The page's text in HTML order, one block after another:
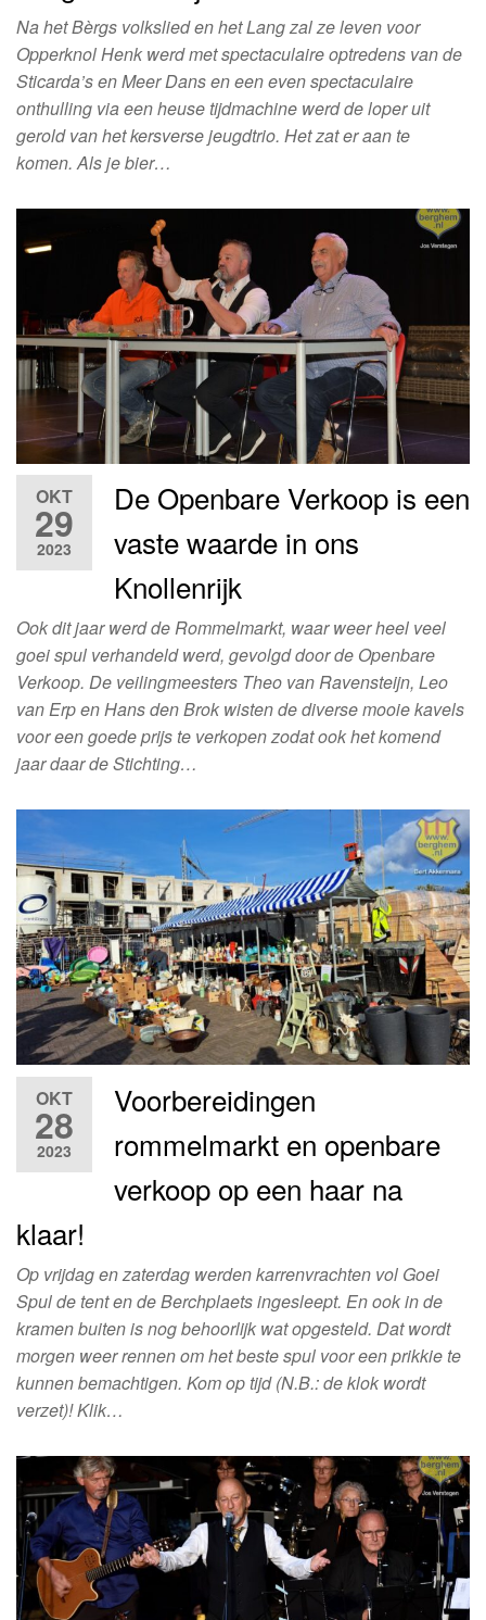
Na het Bèrgs volkslied en het Lang zal ze leven voor
Opperknol Henk werd met spectaculaire optredens van de
Sticarda’s en Meer Dans en een even spectaculaire
onthulling via een heuse tijdmachine werd de loper uit
gerold van het kersverse jeugdtrio. Het zat er aan te
komen. Als je bier…
OKT
29
2023
De Openbare Verkoop is een
vaste waarde in ons
Knollenrijk
Ook dit jaar werd de Rommelmarkt, waar weer heel veel
goei spul verhandeld werd, gevolgd door de Openbare
Verkoop. De veilingmeesters Theo van Ravensteijn, Leo
van Erp en Hans den Brok wisten de diverse mooie kavels
voor een goede prijs te verkopen zodat ook het komend
jaar daar de Stichting…
OKT
28
2023
Voorbereidingen
rommelmarkt en openbare
verkoop op een haar na
klaar!
Op vrijdag en zaterdag werden karrenvrachten vol Goei
Spul de tent en de Berchplaets ingesleept. En ook in de
kramen buiten is nog behoorlijk wat opgesteld. Dat wordt
morgen weer rennen om het beste spul voor een prikkie te
kunnen bemachtigen. Kom op tijd (N.B.: de klok wordt
verzet)! Klik…